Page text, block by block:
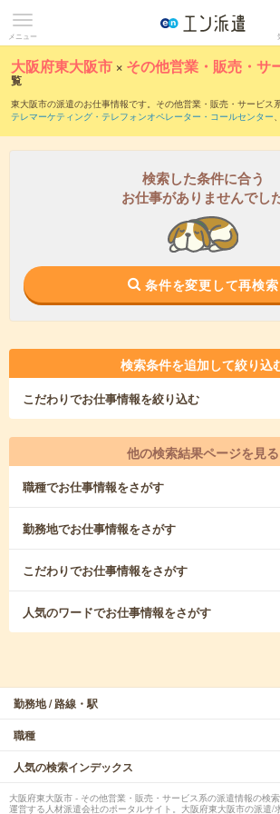
メニュー
大阪府東大阪市 × その他営業・販売・サ
覧
東大阪市の派遣のお仕事情報です。その他営業・販売・サービス
テレマーケティング・テレフォンオペレーター・コールセンター、
だけます。
検索した条件に合う
お仕事がありませんでし
条件を変更して再検索
検索条件を追加して絞り込
こだわりでお仕事情報を絞り込む
他の検索結果ページを見る
職種でお仕事情報をさがす
勤務地でお仕事情報をさがす
こだわりでお仕事情報をさがす
人気のワードでお仕事情報をさがす
勤務地 / 路線・駅
職種
人気の検索インデックス
大阪府東大阪市 - その他営業・販売・サービス系の派遣情報の検
運営する人材派遣会社のポータルサイト。大阪府東大阪市の派遣/